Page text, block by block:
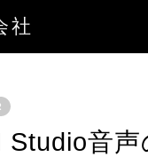
社
Studio音